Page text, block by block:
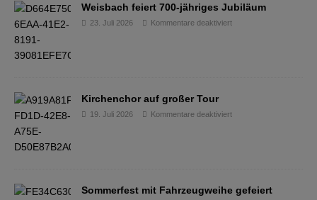
Weisbach feiert 700-jähriges Jubiläum
23. Juli 2026 Kommentare deaktiviert
Kirchenchor auf großer Tour
19. Juli 2026 Kommentare deaktiviert
Sommerfest mit Fahrzeugweihe gefeiert